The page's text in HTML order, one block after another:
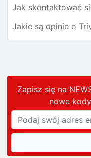
Jak skontaktować
Jakie są opinie o
Zapisz się na
nowe